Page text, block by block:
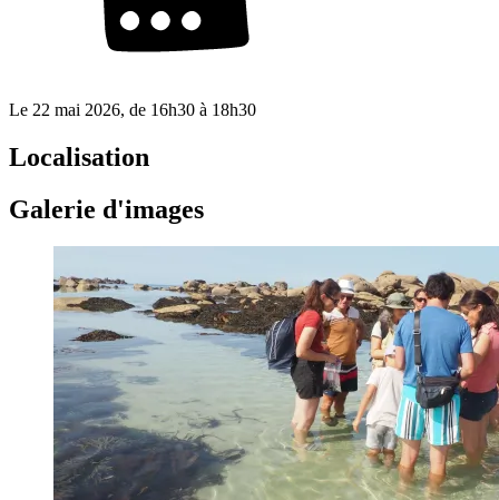
Le 22 mai 2026, de 16h30 à 18h30
Localisation
Galerie d'images